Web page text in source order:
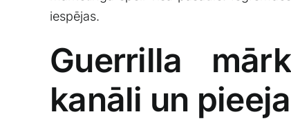
iespējas.
Guerrilla
kanāli un